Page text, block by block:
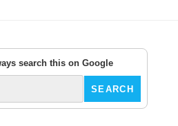
search this on Google